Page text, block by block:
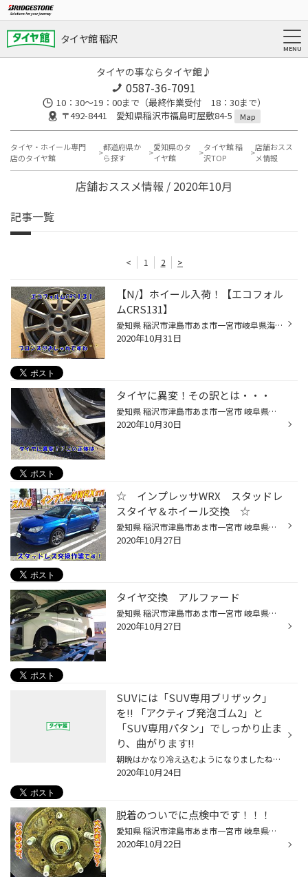
タイヤ館 稲沢
タイヤの事ならタイヤ館♪
0587-36-7091
10：30～19：00まで（最終作業受付 18：30まで）
〒492-8441 愛知県稲沢市福島町屋敷84-5
Map
タイヤ・ホイール専門
店のタイヤ館
都道府県か
ら探す
愛知県のタ
イヤ館
タイヤ館 稲
沢TOP
店舗おスス
メ情報
店舗おススメ情報 / 2020年10月
記事一覧
< 1 2 >
【N/】ホイール入荷！【エコフォル
ムCRS131】
愛知県 稲沢市津島市あま市一宮市岐阜県海津市その他近隣のみなさま こんにちは(∵)エンジン オイル交換 も出来る お店愛知県稲沢市福島町のタイヤ館稲沢です。ドライブレコーダー も取り扱っております～。パンク 補償 サービス も始めました新型コロナウイルス感染拡大防止の為店内待合にて一部サ...
2020年10月31日
タイヤに異変！その訳とは・・・
愛知県 稲沢市津島市あま市一宮市 岐阜県海津市その他近隣のみなさま こんにちは(∵) エンジン オイル交換 も出来る お店 愛知県稲沢市福島町のタイヤ館稲沢です。 ドライブレコーダー も取り扱っております～。 パンク 補償 サービス も始めました 新型コロナウイルス感染拡大防止の為店内待合にて ...
2020年10月30日
☆ インプレッサWRX スタッドレ
スタイヤ＆ホイール交換 ☆
愛知県 稲沢市津島市あま市一宮市 岐阜県海津市その他近隣のみなさま こんにちは(∵) エンジン オイル交換 も出来る お店 愛知県稲沢市福島町のタイヤ館稲沢です。 ドライブレコーダー も取り扱っております～。 パンク 補償 サービス も始めました 新型コロナウイルス感染拡大防止の為店内待合にて...
2020年10月27日
タイヤ交換 アルファード
愛知県 稲沢市津島市あま市一宮市 岐阜県海津市その他近隣のみなさま こんにちは(∵) エンジン オイル交換 も出来る お店 愛知県稲沢市福島町のタイヤ館稲沢です。 ドライブレコーダー も取り扱っております～。 パンク 補償 サービス も始めました 新型コロナウイルス感染拡大防止の為店内待合にて...
2020年10月27日
SUVには「SUV専用ブリザック」
を!! 「アクティブ発泡ゴム2」と
「SUV専用パタン」でしっかり止ま
り、曲がります!!
朝晩はかなり冷え込むようになりましたね。体調管理には、よりいっそう気を配りたい今日この頃ですが、タイヤの空気圧も要チェックですよ。気温が下がると、空気圧も低くなります。いつの間にか「あれっ、こんなに減っている!?」と驚くことがありますので、定期的な空気圧点検をお忘れなく。タイヤ...
2020年10月24日
脱着のついでに点検中です！！！
愛知県 稲沢市津島市あま市一宮市 岐阜県海津市その他近隣のみなさま こんにちは(∵) エンジン オイル交換 も出来る お店 愛知県稲沢市福島町のタイヤ館稲沢です。 ドライブレコーダー も取り扱っております～。 パンク 補償 サービス も始めました 新型コロナウイルス感染拡大防止の為店内待合にて...
2020年10月22日